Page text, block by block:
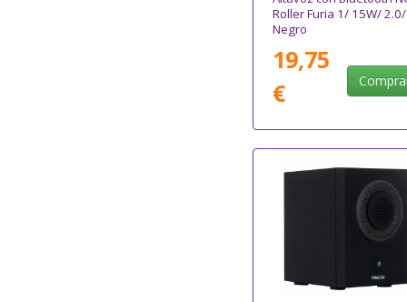
Roller Furia 1/ 15W/ 2.0/
Negro
19,75
€